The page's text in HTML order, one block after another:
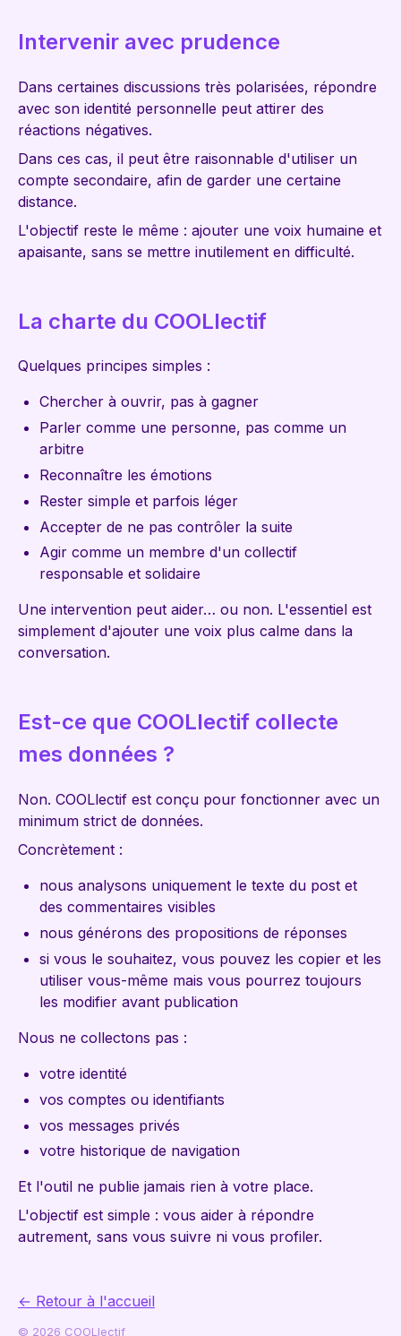
Intervenir avec prudence
Dans certaines discussions très polarisées, répondre
avec son identité personnelle peut attirer des
réactions négatives.
Dans ces cas, il peut être raisonnable d'utiliser un
compte secondaire, afin de garder une certaine
distance.
L'objectif reste le même : ajouter une voix humaine et
apaisante, sans se mettre inutilement en difficulté.
La charte du COOLlectif
Quelques principes simples :
Chercher à ouvrir, pas à gagner
Parler comme une personne, pas comme un
arbitre
Reconnaître les émotions
Rester simple et parfois léger
Accepter de ne pas contrôler la suite
Agir comme un membre d'un collectif
responsable et solidaire
Une intervention peut aider… ou non. L'essentiel est
simplement d'ajouter une voix plus calme dans la
conversation.
Est-ce que COOLlectif collecte
mes données ?
Non. COOLlectif est conçu pour fonctionner avec un
minimum strict de données.
Concrètement :
nous analysons uniquement le texte du post et
des commentaires visibles
nous générons des propositions de réponses
si vous le souhaitez, vous pouvez les copier et les
utiliser vous-même mais vous pourrez toujours
les modifier avant publication
Nous ne collectons pas :
votre identité
vos comptes ou identifiants
vos messages privés
votre historique de navigation
Et l'outil ne publie jamais rien à votre place.
L'objectif est simple : vous aider à répondre
autrement, sans vous suivre ni vous profiler.
← Retour à l'accueil
© 2026 COOLlectif